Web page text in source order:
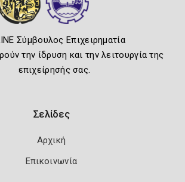
Σύμβουλος Επιχειρηματία
την ίδρυση και την λειτουργία της
επιχείρησής σας.
Σελίδες
Αρχική
Επικοινωνία